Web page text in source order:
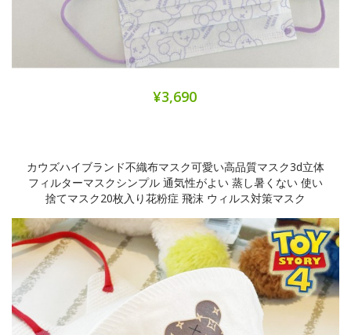
¥3,690
カウズハイブランド不織布マスク可愛い高品質マスク3d立体
フィルターマスクシンプル 通気性がよい 蒸し暑くない 使い
捨てマスク20枚入り花粉症 飛沫 ウィルス対策マスク